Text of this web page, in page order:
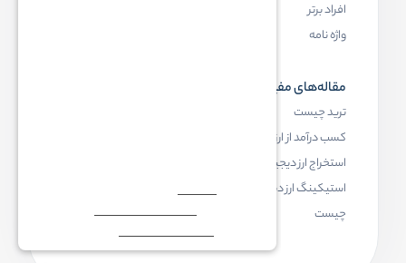
افراد برتر
واژه نامه
مقاله‌های مفید
ترید چیست
کسب درآمد از ارز دیجیتال
استخراج ارز دیجیتال چیست
استیکینگ ارز دیجیتال
چیست
درباره رابکس